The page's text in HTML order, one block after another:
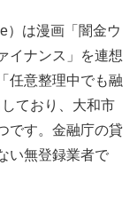
）は漫画「闇金ウ
イナンス」を連想
任意整理中でも融
ており、大和市
です。金融庁の貸
い無登録業者で